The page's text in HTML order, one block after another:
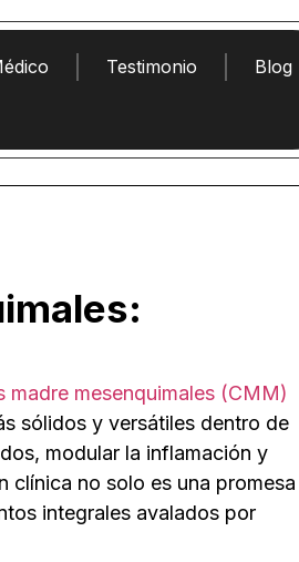
Testimonio Blog
madre mesenquimales (CMM)
sólidos y versátiles dentro de
modular la inflamación y
clínica no solo es una promesa
integrales avalados por